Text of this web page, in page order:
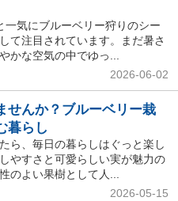
気にブルーベリー狩りのシー
て注目されています。まだ暑さ
かな空気の中でゆっ...
2026-06-02
せんか？ブルーベリー栽
暮らし
ら、毎日の暮らしはぐっと楽し
やすさと可愛らしい実が魅力の
のよい果樹として人...
2026-05-15